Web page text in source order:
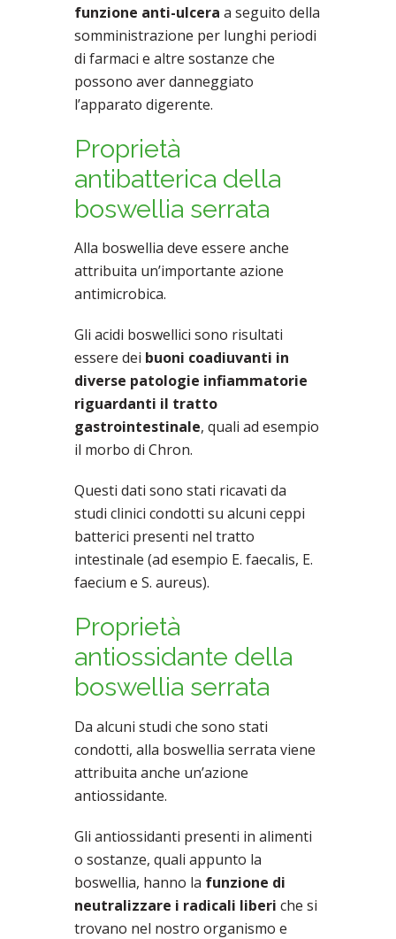
funzione anti-ulcera a seguito della
somministrazione per lunghi periodi
di farmaci e altre sostanze che
possono aver danneggiato
l’apparato digerente.
Proprietà
antibatterica della
boswellia serrata
Alla boswellia deve essere anche
attribuita un’importante azione
antimicrobica.
Gli acidi boswellici sono risultati
essere dei buoni coadiuvanti in
diverse patologie infiammatorie
riguardanti il tratto
gastrointestinale, quali ad esempio
il morbo di Chron.
Questi dati sono stati ricavati da
studi clinici condotti su alcuni ceppi
batterici presenti nel tratto
intestinale (ad esempio E. faecalis, E.
faecium e S. aureus).
Proprietà
antiossidante della
boswellia serrata
Da alcuni studi che sono stati
condotti, alla boswellia serrata viene
attribuita anche un’azione
antiossidante.
Gli antiossidanti presenti in alimenti
o sostanze, quali appunto la
boswellia, hanno la funzione di
neutralizzare i radicali liberi che si
trovano nel nostro organismo e